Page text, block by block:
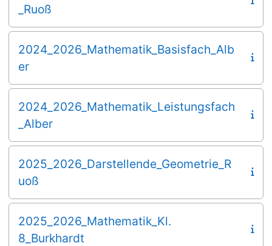
_Ruoß
2024_2026_Mathematik_Basisfach_Alb
er
2024_2026_Mathematik_Leistungsfach
_Alber
2025_2026_Darstellende_Geometrie_R
uoß
2025_2026_Mathematik_Kl.
8_Burkhardt